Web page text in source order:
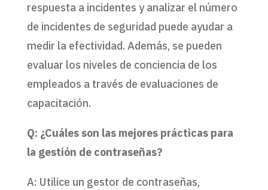
respuesta a incidentes y analizar el número
de incidentes de seguridad puede ayudar a
medir la efectividad. Además, se pueden
evaluar los niveles de conciencia de los
empleados a través de evaluaciones de
capacitación.
Q: ¿Cuáles son las mejores prácticas para
la gestión de contraseñas?
A: Utilice un gestor de contraseñas,